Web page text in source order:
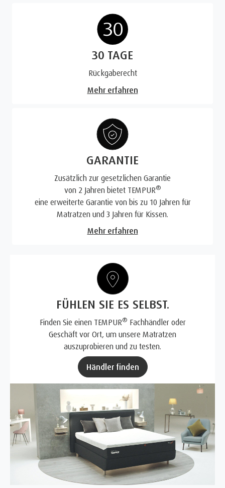
30 TAGE
Rückgaberecht
Mehr erfahren
GARANTIE
Zusätzlich zur gesetzlichen Garantie
von 2 Jahren bietet TEMPUR®
eine erweiterte Garantie von bis zu 10 Jahren für
Matratzen und 3 Jahren für Kissen.
Mehr erfahren
FÜHLEN SIE ES SELBST.
Finden Sie einen TEMPUR® Fachhändler oder
Geschäft vor Ort, um unsere Matratzen
auszuprobieren und zu testen.
Händler finden